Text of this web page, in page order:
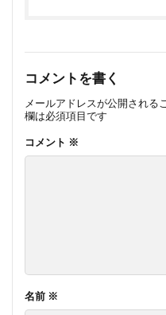
コメントを書く
メールアドレスが公開される
欄は必須項目です
コメント ※
名前 ※